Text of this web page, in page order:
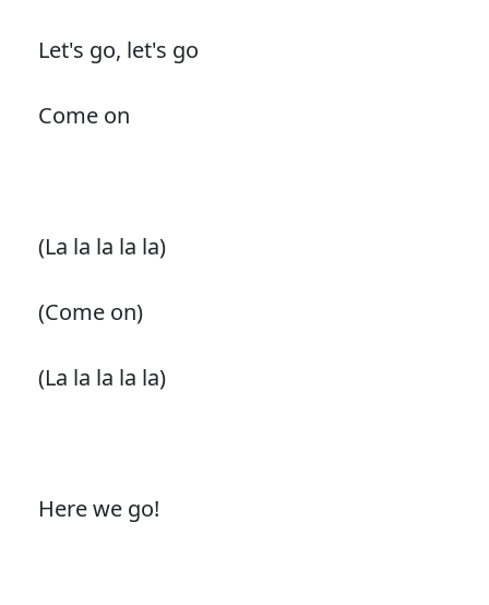
Let's go, let's go
Come on
(La la la la la)
(Come on)
(La la la la la)
Here we go!